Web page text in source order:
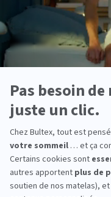
matériaux
Chaque dormeur
matelas Bultex
l’association
l’appui et la
Pour la suite
des enfants,
solutions Bultex
*Marque la plus
Iligo.
MAISON
avant